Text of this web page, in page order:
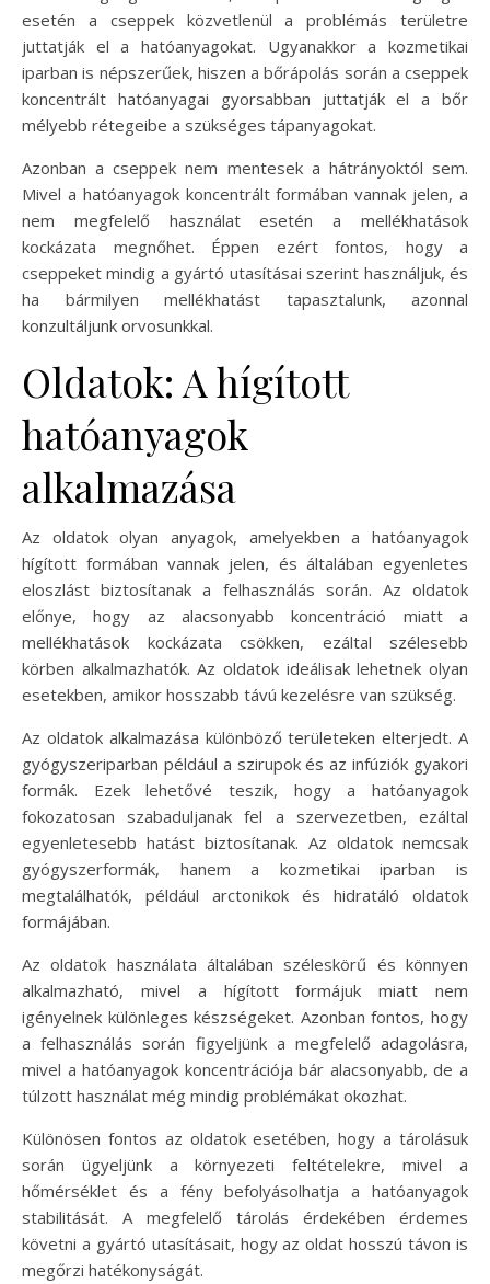
esetén a cseppek közvetlenül a problémás területre
juttatják el a hatóanyagokat. Ugyanakkor a kozmetikai
iparban is népszerűek, hiszen a bőrápolás során a cseppek
koncentrált hatóanyagai gyorsabban juttatják el a bőr
mélyebb rétegeibe a szükséges tápanyagokat.
Azonban a cseppek nem mentesek a hátrányoktól sem.
Mivel a hatóanyagok koncentrált formában vannak jelen, a
nem megfelelő használat esetén a mellékhatások
kockázata megnőhet. Éppen ezért fontos, hogy a
cseppeket mindig a gyártó utasításai szerint használjuk, és
ha bármilyen mellékhatást tapasztalunk, azonnal
konzultáljunk orvosunkkal.
Oldatok: A hígított
hatóanyagok
alkalmazása
Az oldatok olyan anyagok, amelyekben a hatóanyagok
hígított formában vannak jelen, és általában egyenletes
eloszlást biztosítanak a felhasználás során. Az oldatok
előnye, hogy az alacsonyabb koncentráció miatt a
mellékhatások kockázata csökken, ezáltal szélesebb
körben alkalmazhatók. Az oldatok ideálisak lehetnek olyan
esetekben, amikor hosszabb távú kezelésre van szükség.
Az oldatok alkalmazása különböző területeken elterjedt. A
gyógyszeriparban például a szirupok és az infúziók gyakori
formák. Ezek lehetővé teszik, hogy a hatóanyagok
fokozatosan szabaduljanak fel a szervezetben, ezáltal
egyenletesebb hatást biztosítanak. Az oldatok nemcsak
gyógyszerformák, hanem a kozmetikai iparban is
megtalálhatók, például arctonikok és hidratáló oldatok
formájában.
Az oldatok használata általában széleskörű és könnyen
alkalmazható, mivel a hígított formájuk miatt nem
igényelnek különleges készségeket. Azonban fontos, hogy
a felhasználás során figyeljünk a megfelelő adagolásra,
mivel a hatóanyagok koncentrációja bár alacsonyabb, de a
túlzott használat még mindig problémákat okozhat.
Különösen fontos az oldatok esetében, hogy a tárolásuk
során ügyeljünk a környezeti feltételekre, mivel a
hőmérséklet és a fény befolyásolhatja a hatóanyagok
stabilitását. A megfelelő tárolás érdekében érdemes
követni a gyártó utasításait, hogy az oldat hosszú távon is
megőrzi hatékonyságát.